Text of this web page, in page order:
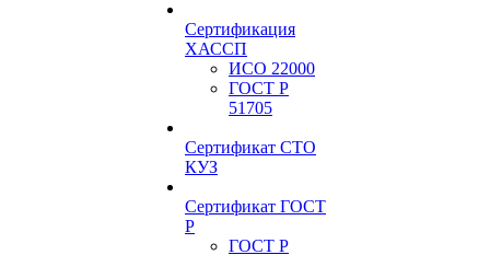
Сертификация
ХАССП
ИСО 22000
ГОСТ Р
51705
Сертификат СТО
КУЗ
Сертификат ГОСТ
Р
ГОСТ Р